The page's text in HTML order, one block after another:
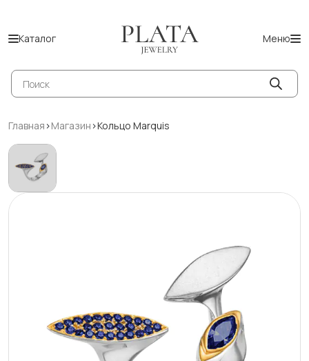
Каталог Меню
Поиск
товаров
Главная >Магазин >Кольцо Marquis